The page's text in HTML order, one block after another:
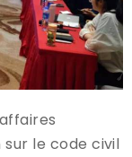
le code civil